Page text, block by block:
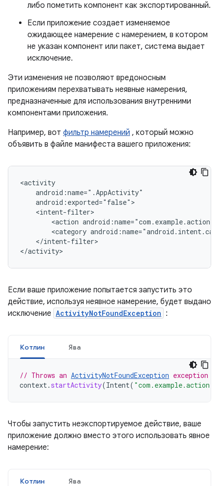
либо пометить компонент как экспортированный.
Если приложение создает изменяемое
ожидающее намерение с намерением, в котором
не указан компонент или пакет, система выдает
исключение.
Эти изменения не позволяют вредоносным
приложениям перехватывать неявные намерения,
предназначенные для использования внутренними
компонентами приложения.
Например, вот фильтр намерений , который можно
объявить в файле манифеста вашего приложения:
<action android:name="com.example.action.
<category
</intent-filter>
Если ваше приложение попытается запустить это
действие, используя неявное намерение, будет выдано
исключение ActivityNotFoundException :
Котлин Ява
// Throws an ActivityNotFoundException exception
context. startActivity(Intent( "com.example.action.
Чтобы запустить неэкспортируемое действие, ваше
приложение должно вместо этого использовать явное
намерение:
Котлин Ява